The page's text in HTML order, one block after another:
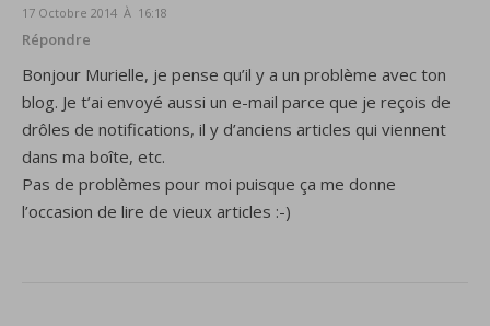
17 Octobre 2014 À 16:18
Répondre
Bonjour Murielle, je pense qu’il y a un problème avec ton
blog. Je t’ai envoyé aussi un e-mail parce que je reçois de
drôles de notifications, il y d’anciens articles qui viennent
dans ma boîte, etc.
Pas de problèmes pour moi puisque ça me donne
l’occasion de lire de vieux articles :-)